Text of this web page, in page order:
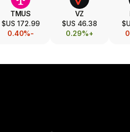
VZ
46.38 US$
+0.29%
TMUS
172.99 US$
-0.40%